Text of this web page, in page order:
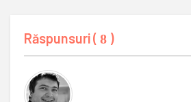
Răspunsuri ( 8 )